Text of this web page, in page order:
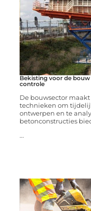
Bekisting voor de
controle
De bouwsector
technieken om
ontwerpen en te
betonconstructies
...